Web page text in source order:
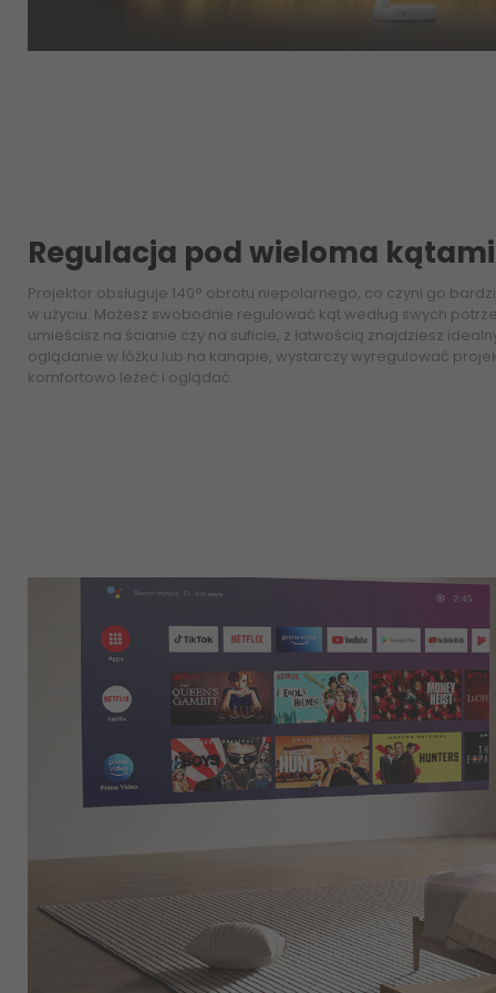
Regulacja pod wieloma kątami
Projektor obsługuje 140° obrotu niepolarnego, co czyni go
w użyciu. Możesz swobodnie regulować kąt według swych
umieścisz na ścianie czy na suficie, z łatwością znajdziesz
oglądanie w łóżku lub na kanapie, wystarczy wyregulować
komfortowo leżeć i oglądać.